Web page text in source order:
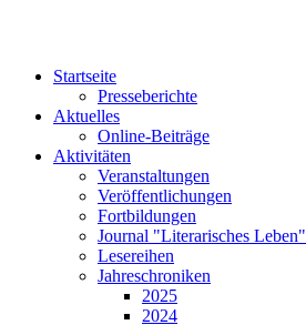
Startseite
Presseberichte
Aktuelles
Online-Beiträge
Aktivitäten
Veranstaltungen
Veröffentlichungen
Fortbildungen
Journal "Literarisches Leben"
Lesereihen
Jahreschroniken
2025
2024